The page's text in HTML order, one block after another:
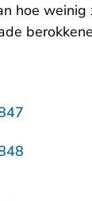
hoe